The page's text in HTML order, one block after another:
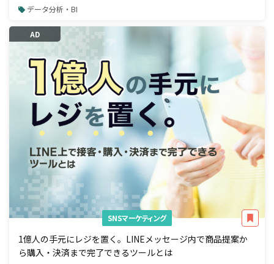
データ分析・BI
AD
SNSマーケティング
1億人の手元にレジを置く。LINEメッセージ内で商品提案か
ら購入・決済まで完了できるツールとは